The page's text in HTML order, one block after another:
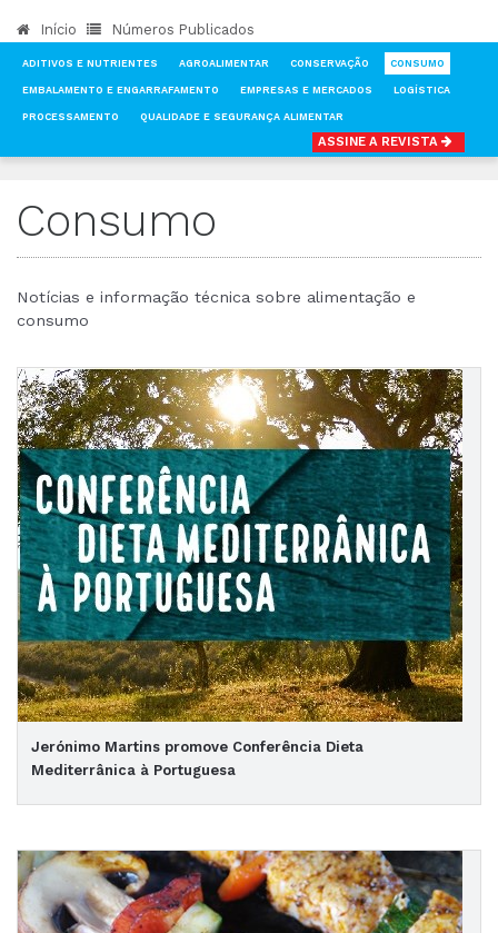
Início Números Publicados
ADITIVOS E NUTRIENTES AGROALIMENTAR CONSERVAÇÃO CONSUMO
EMBALAMENTO E ENGARRAFAMENTO EMPRESAS E MERCADOS LOGÍSTICA
PROCESSAMENTO QUALIDADE E SEGURANÇA ALIMENTAR
ASSINE A REVISTA
Consumo
Notícias e informação técnica sobre alimentação e
consumo
Jerónimo Martins promove Conferência Dieta
Mediterrânica à Portuguesa